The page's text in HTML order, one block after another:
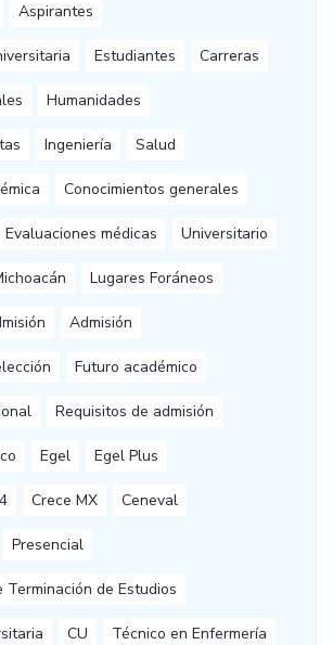
Aspirantes
Estudiantes Carreras
Humanidades
Ingeniería Salud
Conocimientos generales
Evaluaciones médicas Universitario
Lugares Foráneos
Admisión
Futuro académico
Requisitos de admisión
Egel Egel Plus
Crece MX Ceneval
Presencial
Terminación de Estudios
CU Técnico en Enfermería